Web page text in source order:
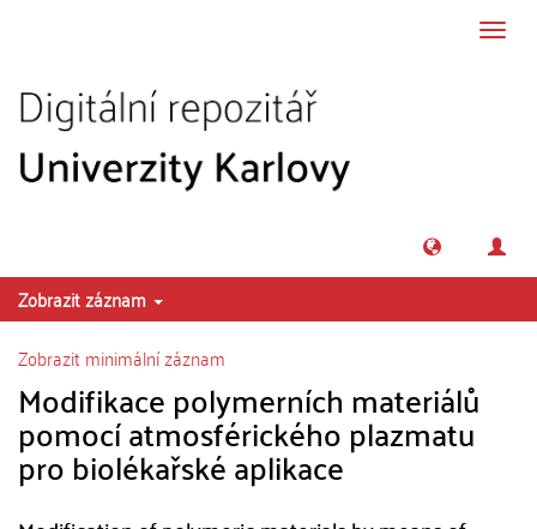
Zobrazit záznam
Zobrazit minimální záznam
Modifikace polymerních materiálů
pomocí atmosférického plazmatu
pro biolékařské aplikace